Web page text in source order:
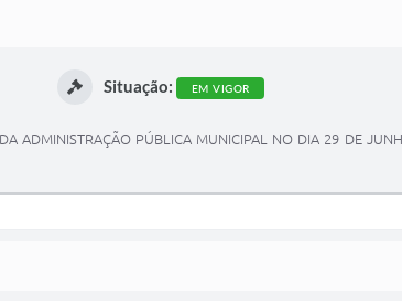
Situação: EM VIGOR
ADMINISTRAÇÃO PÚBLICA MUNICIPAL NO DIA 29 DE